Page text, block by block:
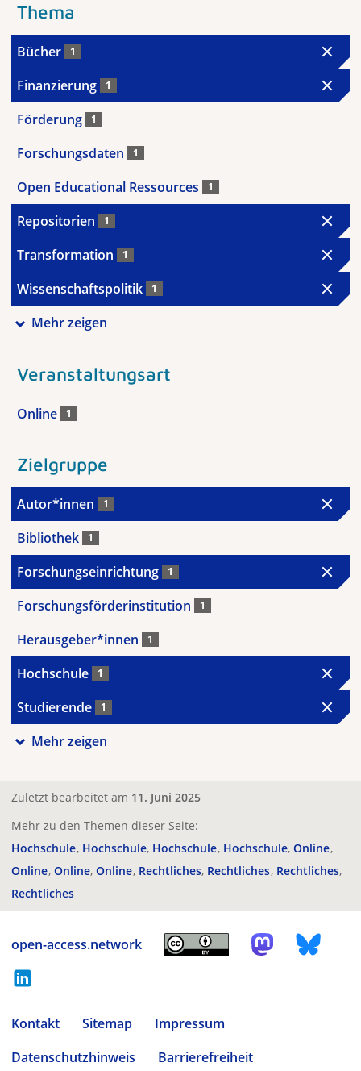
Thema
Bücher 1
Finanzierung 1
Förderung 1
Forschungsdaten 1
Open Educational Ressources 1
Repositorien 1
Transformation 1
Wissenschaftspolitik 1
Mehr zeigen
Veranstaltungsart
Online 1
Zielgruppe
Autor*innen 1
Bibliothek 1
Forschungseinrichtung 1
Forschungsförderinstitution 1
Herausgeber*innen 1
Hochschule 1
Studierende 1
Mehr zeigen
Zuletzt bearbeitet am 11. Juni 2025
Mehr zu den Themen dieser Seite:
Hochschule Hochschule Hochschule Hochschule Online
Online Online Online Rechtliches Rechtliches Rechtliches
Rechtliches
open-access.network
Kontakt Sitemap
Impressum
Datenschutzhinweis
Barrierefreiheit